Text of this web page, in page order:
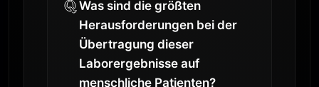
Was sind die größten
Herausforderungen bei der
Übertragung dieser
Laborergebnisse auf
menschliche Patienten?